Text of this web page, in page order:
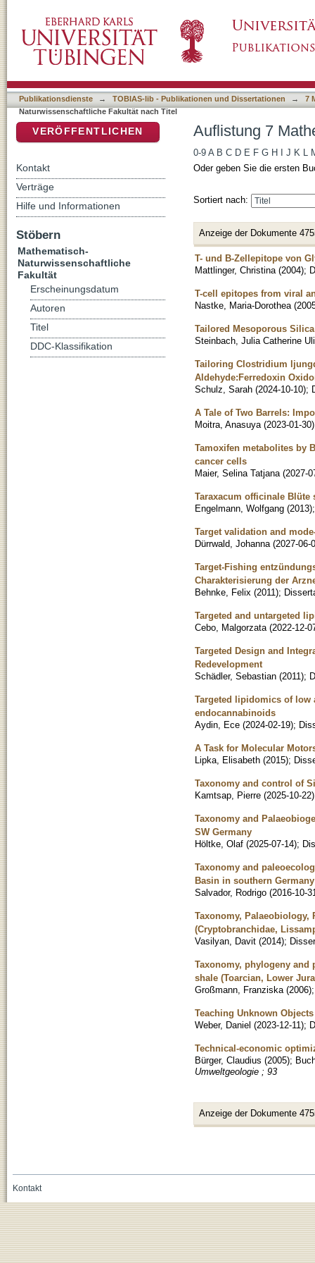
Publikationsdienste → TOBIAS-lib - Publikationen und Dissertationen →
7
Naturwissenschaftliche Fakultät nach Titel
Auflistung 7
0-9 A B C D E F G H J K L
Oder geben Sie die ersten
Sortiert nach:
Anzeige der Dokumente
T- und B-Zellepitope von
Mattlinger, Christina (2004);
T-cell epitopes from viral
Nastke, Maria-Dorothea (
Tailored Mesoporous
Steinbach, Julia Catherine Uli
Tailoring Clostridium
Aldehyde:Ferredoxin
Schulz, Sarah (2024-10-10);
A Tale of Two Barrels:
Moitra, Anasuya (2023-01-30)
Tamoxifen metabolites by
cancer cells
Maier, Selina Tatjana (2027-
Taraxacum officinale
Engelmann, Wolfgang (2013)
Target validation and
Dürrwald, Johanna (2027-06-
Target-Fishing
Charakterisierung der
Behnke, Felix (2011);
Targeted and untargeted
Cebo, Malgorzata (2022-12-
Targeted Design and
Redevelopment
Schädler, Sebastian (2011);
Targeted lipidomics of
endocannabinoids
Aydin, Ece (2024-02-19);
A Task for Molecular
Lipka, Elisabeth (2015);
Taxonomy and control of
Kamtsap, Pierre (2025-10-22)
Taxonomy and
SW Germany
Höltke, Olaf (2025-07-14);
Taxonomy and
Basin in southern Germany
Salvador, Rodrigo (2016-10-
Taxonomy, Palaeobiology,
(Cryptobranchidae,
Vasilyan, Davit (2014);
Taxonomy, phylogeny
shale (Toarcian, Lower
Großmann, Franziska (2006)
Teaching Unknown
Weber, Daniel (2023-12-11);
Technical-economic
Bürger, Claudius (2005);
Umweltgeologie ; 93
Anzeige der Dokumente
VERÖFFENTLICHEN
Kontakt
Verträge
Hilfe und Informationen
Stöbern
Mathematisch-
Naturwissenschaftliche
Fakultät
Erscheinungsdatum
Autoren
Titel
DDC-Klassifikation
Kontakt